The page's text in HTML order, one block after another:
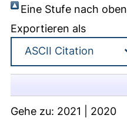
Eine Stufe nach oben
Exportieren als
Gehe zu: 2021 2020